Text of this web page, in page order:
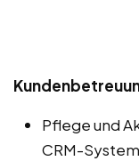
Pflege und
CRM-